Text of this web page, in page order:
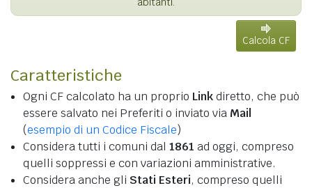
Calcola CF
Caratteristiche
Ogni CF calcolato ha un proprio Linkdiretto, che può
essere salvato nei Preferiti o inviato via Mail
(esempio di un Codice Fiscale)
Considera tutti i comuni dal 1861 ad oggi, compreso
quelli soppressi e con variazioni amministrative.
Considera anche gli Stati Esteri, compreso quelli